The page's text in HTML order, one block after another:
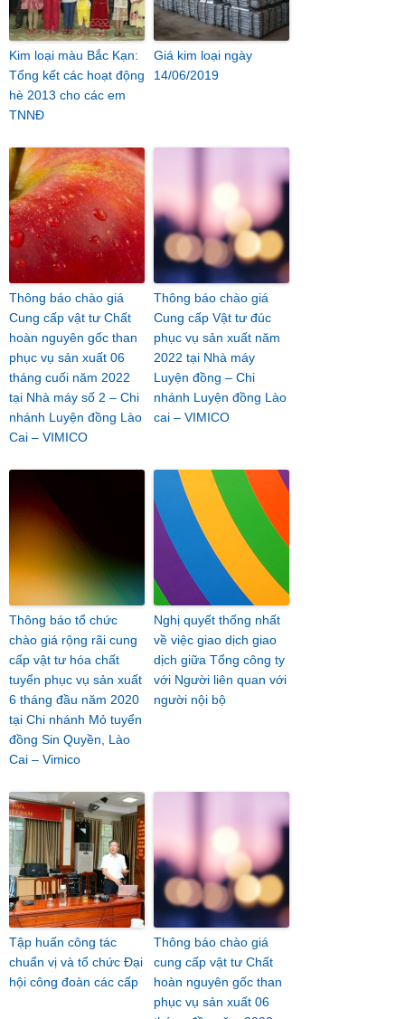
Kim loại màu Bắc Kạn:
Tổng kết các hoạt động
hè 2013 cho các em
TNNĐ
Giá kim loại ngày
14/06/2019
Thông báo chào giá
Cung cấp vật tư Chất
hoàn nguyên gốc than
phục vụ sản xuất 06
tháng cuối năm 2022
tại Nhà máy số 2 – Chi
nhánh Luyện đồng Lào
Cai – VIMICO
Thông báo chào giá
Cung cấp Vật tư đúc
phục vụ sản xuất năm
2022 tại Nhà máy
Luyện đồng – Chi
nhánh Luyện đồng Lào
cai – VIMICO
Thông báo tổ chức
chào giá rộng rãi cung
cấp vật tư hóa chất
tuyển phục vụ sản xuất
6 tháng đầu năm 2020
tại Chi nhánh Mỏ tuyển
đồng Sin Quyền, Lào
Cai – Vimico
Nghị quyết thống nhất
về việc giao dịch giao
dịch giữa Tổng công ty
với Người liên quan với
người nội bộ
Tập huấn công tác
chuẩn vị và tổ chức Đại
hội công đoàn các cấp
Thông báo chào giá
cung cấp vật tư Chất
hoàn nguyên gốc than
phục vụ sản xuất 06